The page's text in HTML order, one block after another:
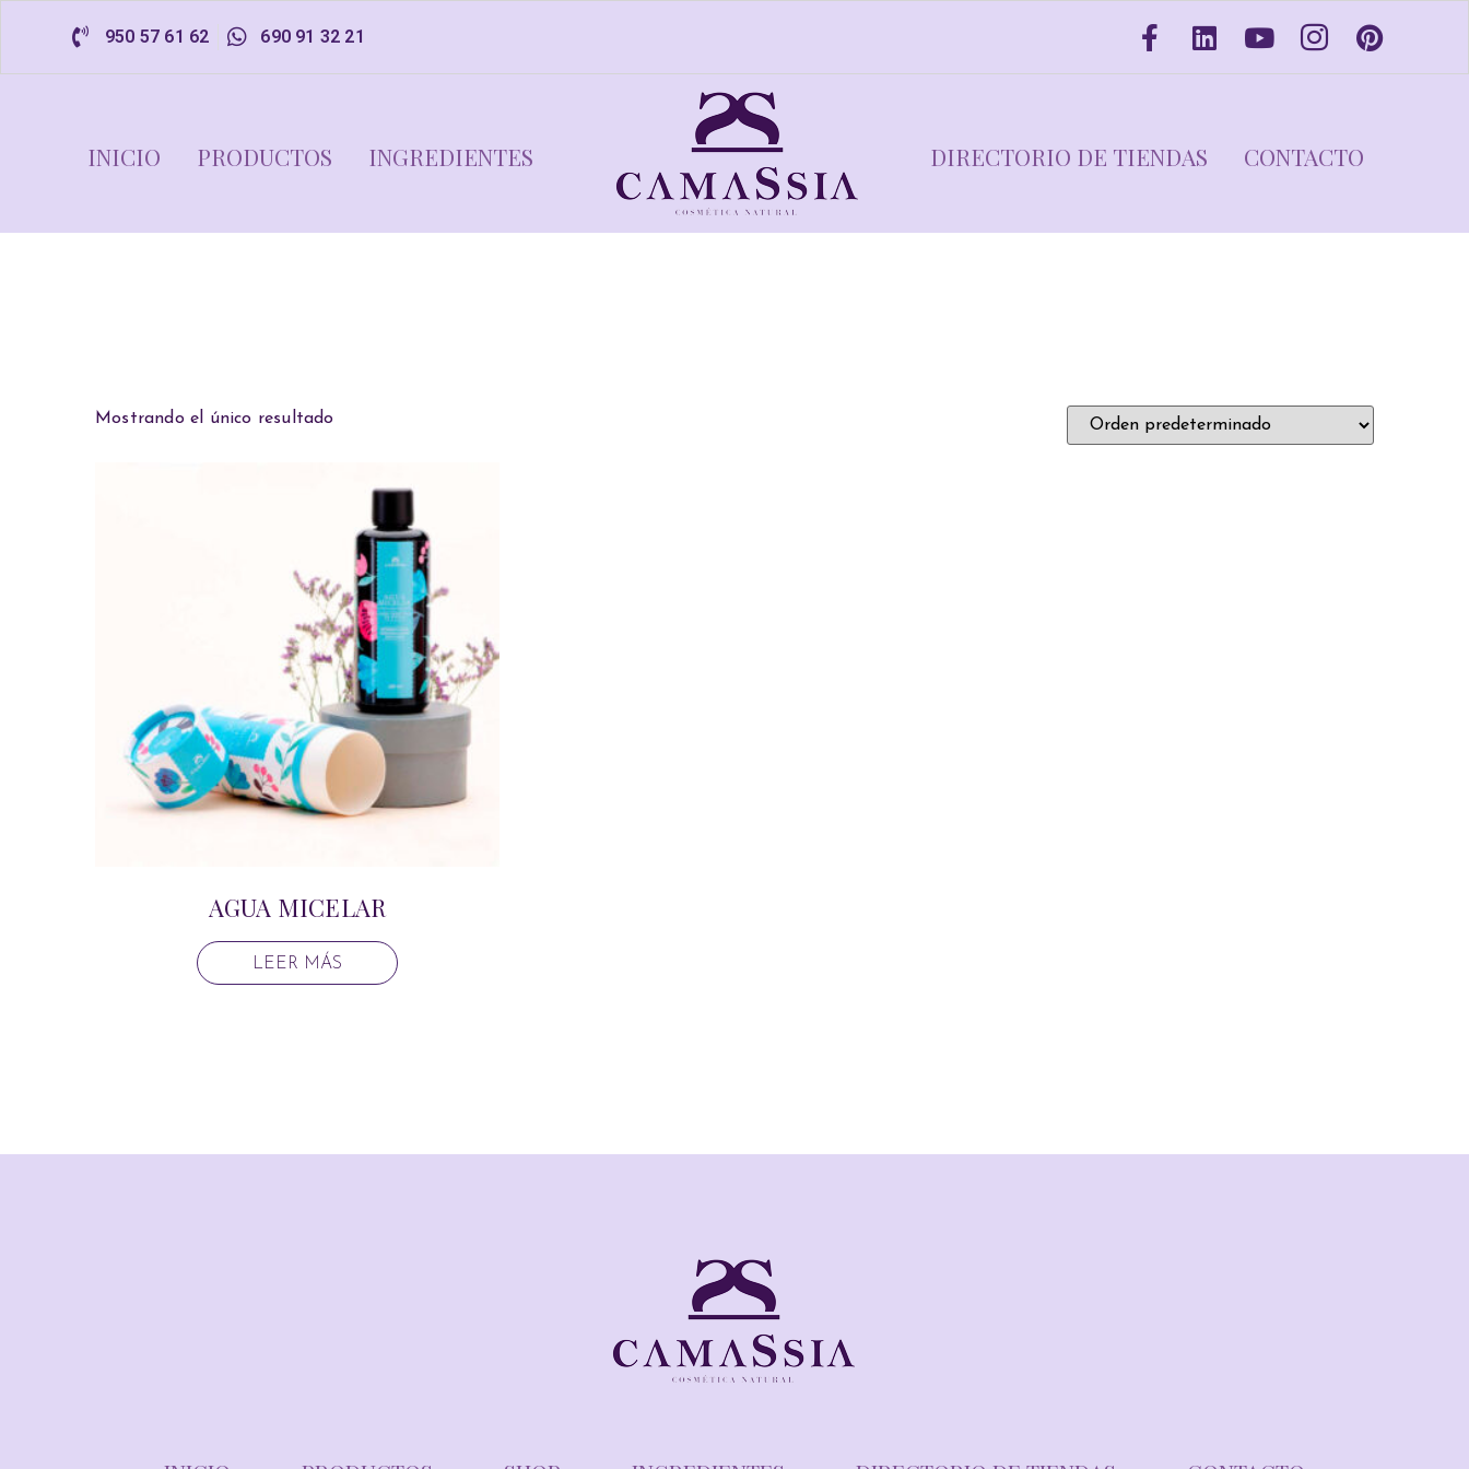
950 57 61 62 690 91 32 21
INICIO PRODUCTOS INGREDIENTES DIRECTORIO DE TIENDAS CONTACTO
Mostrando el único resultado
AGUA MICELAR
LEER MÁS